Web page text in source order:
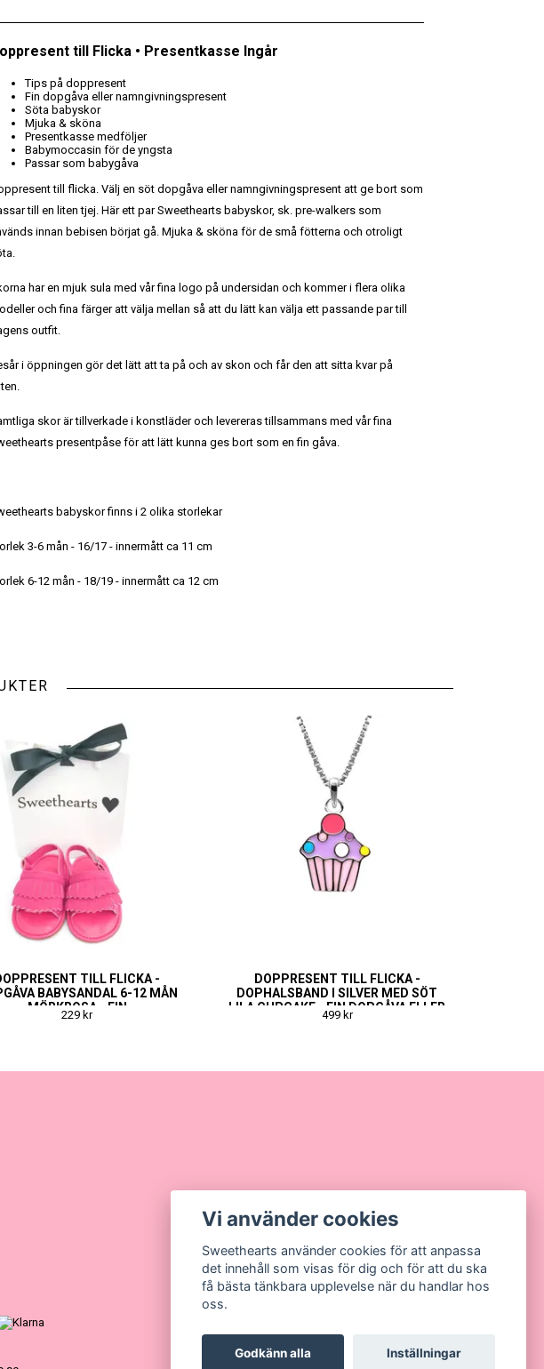
till Flicka • Presentkasse Ingår
Tips på doppresent
Fin dopgåva eller namngivningspresent
Söta babyskor
Mjuka & sköna
Presentkasse medföljer
Babymoccasin för de yngsta
Passar som babygåva
till flicka. Välj en söt dopgåva eller namngivningspresent att ge bort som
till en liten tjej. Här ett parSweethearts babyskor, sk. pre-walkers som
innan bebisen börjat gå. Mjuka & sköna för de små fötterna och otroligt
har en mjuk sula med vår fina logo på undersidan och kommer i flera olika
och fina färger att välja mellan så att du lätt kan välja ett passande par till
outfit.
i öppningen gör det lätt att ta på och av skon och får den att sitta kvar på
skor är tillverkade i konstläder och levereras tillsammans med vår fina
presentpåse för att lätt kunna ges bort som en fin gåva.
babyskor finns i 2 olika storlekar
3-6 mån - 16/17 - innermått ca 11 cm
6-12 mån - 18/19 - innermått ca 12 cm
TILL FLICKA -
BABYSANDAL 6-12 MÅN
MÖRKROSA - FIN
NAMNGIVNINGSPRESENT
229 kr
DOPPRESENT TILL FLICKA -
DOPHALSBAND I SILVER MED SÖT
LILA CUPCAKE - FIN DOPGÅVA ELLER
NAMNGIVNINGSPRESENT
499 kr
Vi använder cookies
Sweethearts använder cookies för att anpassa
det innehåll som visas för dig och för att du ska
få bästa tänkbara upplevelse när du handlar hos
oss.
Godkänn alla Inställningar